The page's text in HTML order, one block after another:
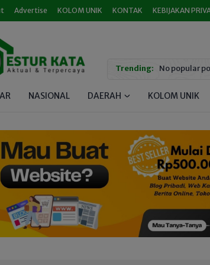
Advertise KOLOM UNIK KONTAK KEBIJAKAN
Trending: No popular
NASIONAL DAERAH KOLOM UNIK